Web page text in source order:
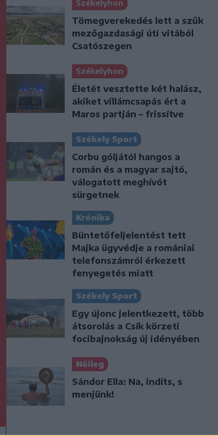
Székelyhon
Tömegverekedés lett a szűk
mezőgazdasági úti vitából
Csatószegen
Székelyhon
Életét vesztette két halász,
akiket villámcsapás ért a
Maros partján – frissítve
Székely Sport
Corbu góljától hangos a
román és a magyar sajtó,
válogatott meghívót
sürgetnek
Krónika
Büntetőfeljelentést tett
Majka ügyvédje a romániai
telefonszámról érkezett
fenyegetés miatt
Székely Sport
Egy újonc jelentkezett, több
átsorolás a Csík körzeti
focibajnokság új idényében
Nőileg
Sándor Ella: Na, indíts, s
menjünk!